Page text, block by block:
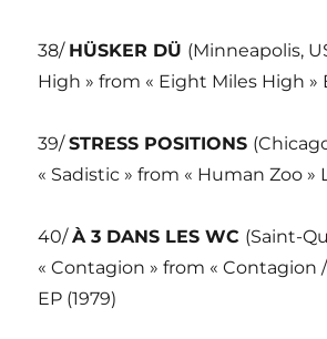
38/ HÜSKER DÜ (Minneapolis,
High » from « Eight Miles High »
39/STRESS POSITIONS
« Sadistic » from « Human Zoo »
40/À 3 DANS LES WC (Saint-
« Contagion » from « Contagion
EP (1979)